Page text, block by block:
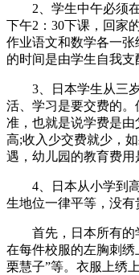
2、学生中午必须在
下午2：30下课，回家
作业语文和数学各一
的时间是由学生自我
3、日本学生从三岁
活、学习是要交费的
准，也就是说学费是
高;收入少交费就少，
遇，幼儿园的教育费用
4、日本从小学到高
生地位一律平等，没有
首先，日本所有的
在每件校服的左胸刺
栗慧子”等。衣服上绣